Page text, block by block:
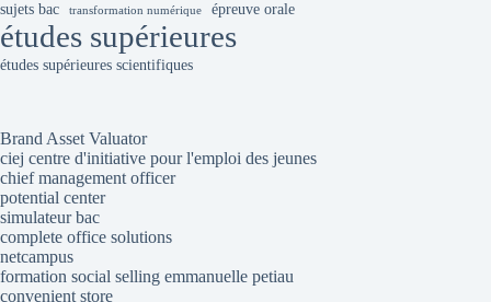
sujets bac transformation numérique épreuve orale
études supérieures
études supérieures scientifiques
Brand Asset Valuator
ciej centre d'initiative pour l'emploi des jeunes
chief management officer
potential center
simulateur bac
complete office solutions
netcampus
formation social selling emmanuelle petiau
convenient store